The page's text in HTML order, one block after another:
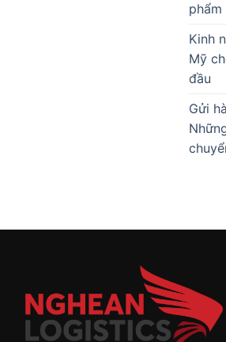
phẩm
Kinh
Mỹ
đầu
Gửi